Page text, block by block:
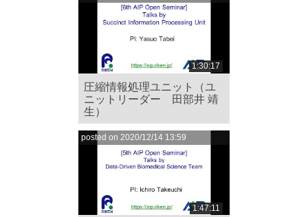
1:30:17
圧縮情報処理ユニット（ユ
ニットリーダー 田部井 靖
生）
posted on 2020/12/14 13:59
1:47:11